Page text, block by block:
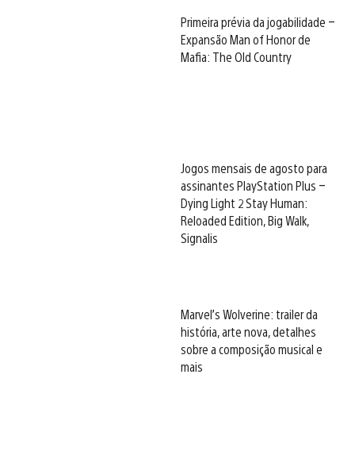
Primeira prévia da jogabilidade –
Expansão Man of Honor de
Mafia: The Old Country
Jogos mensais de agosto para
assinantes PlayStation Plus –
Dying Light 2 Stay Human:
Reloaded Edition, Big Walk,
Signalis
Marvel’s Wolverine: trailer da
história, arte nova, detalhes
sobre a composição musical e
mais